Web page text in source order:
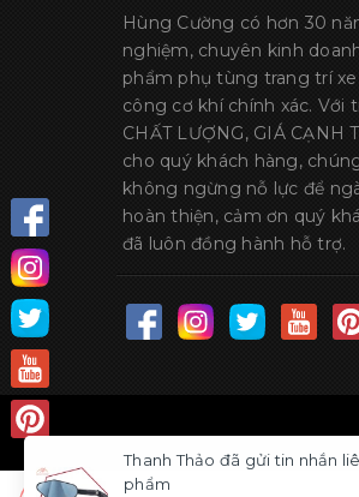
Hùng Cường có hơn 30
nghiệm, chuyên kinh
phẩm phụ tùng trang trí
công cơ khí chính xác. Với
CHẤT LƯỢNG, GIÁ CẠNH
cho quý khách hàng,
không ngừng nỗ lực để
hoàn thiện, cảm ơn quý
đã luôn đồng hành hỗ trợ.
Thanh Thảo đã gửi tin nhắn
phẩm